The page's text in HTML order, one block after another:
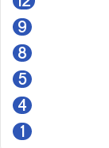
9
8
5
4
1